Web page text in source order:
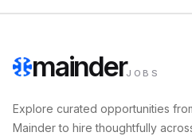
mainderJOBS
Explore curated opportunities
Mainder to hire thoughtfully